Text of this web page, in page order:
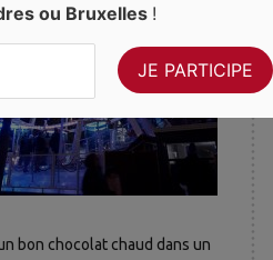
bon chocolat chaud dans un
ou Bruxelles !